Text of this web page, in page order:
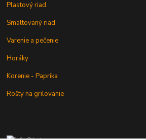
Plastový riad
Smaltovaný riad
Varenie a pečenie
Horáky
Korenie - Paprika
Rošty na grilovanie